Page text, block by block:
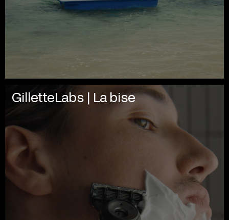
GilletteLabs | La bise